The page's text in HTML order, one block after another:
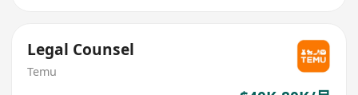
Legal Counsel
Temu